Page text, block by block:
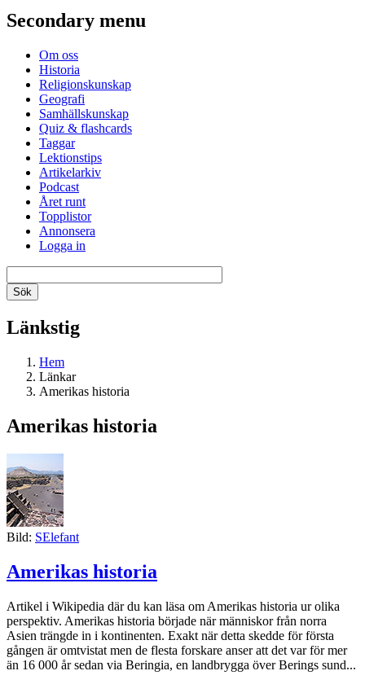
Secondary menu
Om oss
Historia
Religionskunskap
Geografi
Samhällskunskap
Quiz & flashcards
Taggar
Lektionstips
Artikelarkiv
Podcast
Året runt
Topplistor
Annonsera
Logga in
Länkstig
Hem
Länkar
Amerikas historia
Amerikas historia
Bild: SElefant
Amerikas historia
Artikel i Wikipedia där du kan läsa om Amerikas historia ur olika
perspektiv. Amerikas historia började när människor från norra
Asien trängde in i kontinenten. Exakt när detta skedde för första
gången är omtvistat men de flesta forskare anser att det var för mer
än 16 000 år sedan via Beringia, en landbrygga över Berings sund...